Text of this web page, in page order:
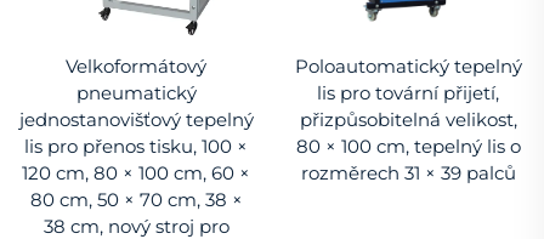
Velkoformátový
pneumatický
jednostanovišťový tepelný
lis pro přenos tisku, 100 ×
120 cm, 80 × 100 cm, 60 ×
80 cm, 50 × 70 cm, 38 ×
38 cm, nový stroj pro
Poloautomatický tepelný
lis pro tovární přijetí,
přizpůsobitelná velikost,
80 × 100 cm, tepelný lis o
rozměrech 31 × 39 palců